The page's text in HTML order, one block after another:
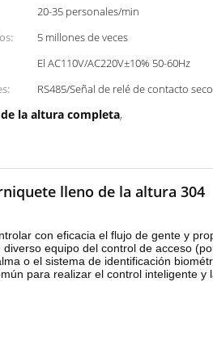
20-35 personales/min
5 millones de veces
El AC110V/AC220V±10% 50-60Hz
RS485/Señal de relé de contacto seco
la altura completa,
lleno de la altura 304
con eficacia el flujo de gente y
equipo del control de acceso
o el sistema de identificación
para realizar el control inteligente y